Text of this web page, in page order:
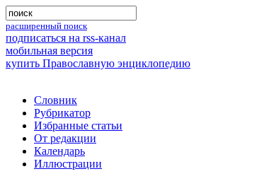
расширенный поиск
подписаться на rss-канал
мобильная версия
купить Православную энциклопедию
Словник
Рубрикатор
Избранные статьи
От редакции
Календарь
Иллюстрации